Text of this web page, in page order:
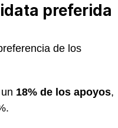
preferida
de los
18% de los apoyos,